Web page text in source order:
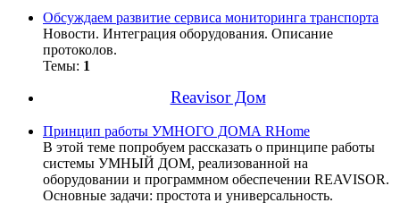
Обсуждаем развитие сервиса мониторинга транспорта
Новости. Интеграция оборудования. Описание
протоколов.
Темы: 1
Reavisor Дом
Принцип работы УМНОГО ДОМА RHome
В этой теме попробуем рассказать о принципе работы
системы УМНЫЙ ДОМ, реализованной на
оборудовании и программном обеспечении REAVISOR.
Основные задачи: простота и универсальность.